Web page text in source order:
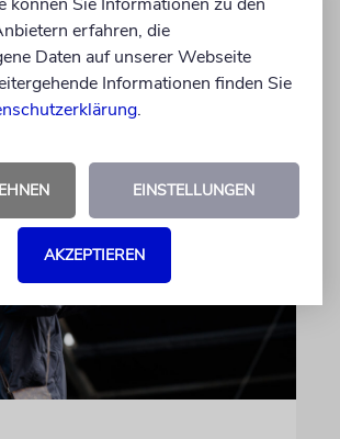
Der Deutsche Kulturrat würdigt
mit einem Preis. Igor Levit ist
erfahren, die
Daten auf unserer Webseite
Informationen finden Sie
.
EINSTELLUNGEN
AKZEPTIEREN